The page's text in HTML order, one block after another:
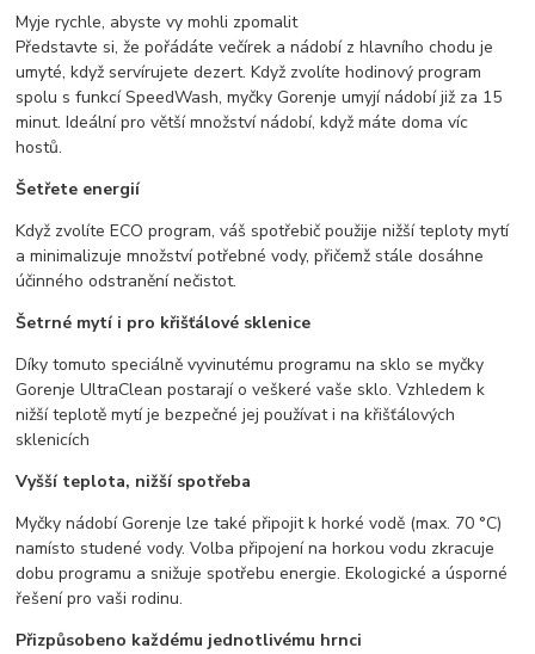
Myje rychle, abyste vy mohli zpomalit
Představte si, že pořádáte večírek a nádobí z hlavního chodu je
umyté, když servírujete dezert. Když zvolíte hodinový program
spolu s funkcí SpeedWash, myčky Gorenje umyjí nádobí již za 15
minut. Ideální pro větší množství nádobí, když máte doma víc
hostů.
Šetřete energií
Když zvolíte ECO program, váš spotřebič použije nižší teploty mytí
a minimalizuje množství potřebné vody, přičemž stále dosáhne
účinného odstranění nečistot.
Šetrné mytí i pro křišťálové sklenice
Díky tomuto speciálně vyvinutému programu na sklo se myčky
Gorenje UltraClean postarají o veškeré vaše sklo. Vzhledem k
nižší teplotě mytí je bezpečné jej používat i na křišťálových
sklenicích
Vyšší teplota, nižší spotřeba
Myčky nádobí Gorenje lze také připojit k horké vodě (max. 70 °C)
namísto studené vody. Volba připojení na horkou vodu zkracuje
dobu programu a snižuje spotřebu energie. Ekologické a úsporné
řešení pro vaši rodinu.
Přizpůsobeno každému jednotlivému hrnci